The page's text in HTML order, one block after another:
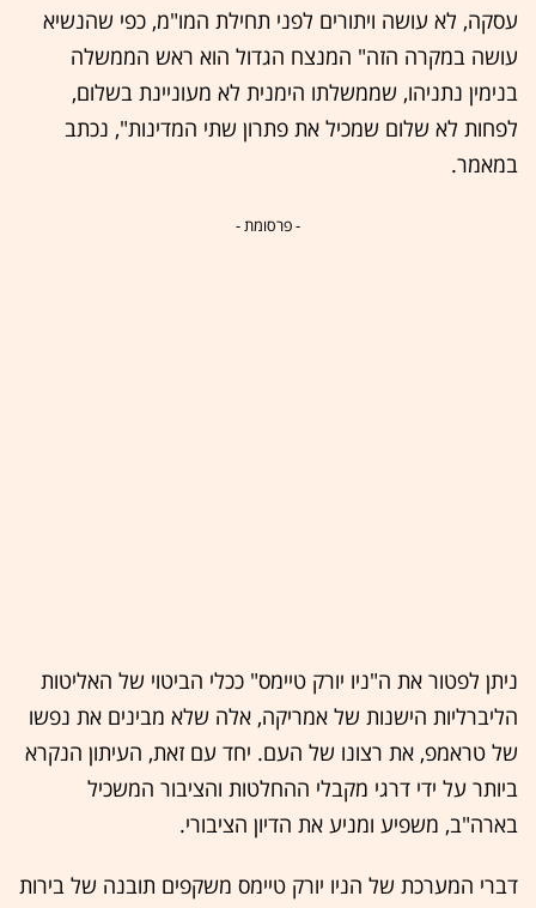
עסקה, לא עושה ויתורים לפני תחילת המו"מ, כפי שהנשיא
עושה במקרה הזה" המנצח הגדול הוא ראש הממשלה
בנימין נתניהו, שממשלתו הימנית לא מעוניינת בשלום,
לפחות לא שלום שמכיל את פתרון שתי המדינות", נכתב
במאמר.
- פרסומת -
ניתן לפטור את ה"ניו יורק טיימס" ככלי הביטוי של האליטות
הליברליות הישנות של אמריקה, אלה שלא מבינים את נפשו
של טראמפ, את רצונו של העם. יחד עם זאת, העיתון הנקרא
ביותר על ידי דרגי מקבלי ההחלטות והציבור המשכיל
בארה"ב, משפיע ומניע את הדיון הציבורי.
דברי המערכת של הניו יורק טיימס משקפים תובנה של בירות